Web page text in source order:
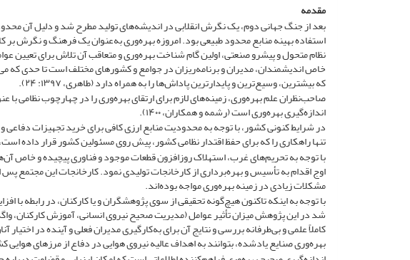
مقدمه
بعد از جنگ جهانی دوم، یک نگرش انقلابی در اندیشه‌های تولید مطرح شد و دلیل آن
استفاده بهینه منابع محدود طبیعی بود. امروزه بهره‌وری به‌عنوان یک فرهنگ و نگرش
نظام متحول و پیشرو صنعتی، اولین گام شناخت بهره‌وری و متعاقب آن تلاش برای تعیین
خاص اندیشمندان، مدیران و برنامه‌ریزان در جوامع و کشورهای مختلف است تا حدی که
که بیشترین، وسیع‌ترین و پایدارترین پاداش‌ها را به همراه دارد (طاهری، ۱۳۹۷: ۲۴).
صاحب‌نظران علم بهره‌وری، زمینه‌های لازم برای ارتقای بهره‌وری را در چهارچوب نظامی
اندازه‌گیری بهره‌وری است (رشمه و همکاران، ۱۴۰۰).
در شرایط کنونی کشور، با توجه به محدودیت منابع ارزی کافی برای خرید تجهیزات
تنها راهکاری را که برای حفظ اقتدار نظامی کشور، پیش روی مسئولین کشور قرار داده
با توجه به تحریم‌های غرب، استهلاک روزافزون قطعات موجود و فناوری پیچیده و خاص
اوج اقدام به تأسیس و بهره‌برداری از کارخانجات تولیدی نمود. کارخانجات این مجتمع
مشکلات زیادی در زمینه بهره‌وری مواجه بوده‌اند.
با توجه به اینکه تاکنون هیچ‌گونه تحقیقی از سوی پژوهشگران و یا کارکنان، در رابطه با
شد در این پژوهش میزان تأثیر عوامل (مدیریت صحیح نیروی انسانی، آموزش کارکنان،
کاملاً علمی و بی‌طرفانه بررسی و نتایج آن برای به‌کارگیری مدیران فعلی و آینده در اختیار
بهره‌وری صنایع یادشده، بتوانند به اهداف عالیه نیروی هوایی در دفاع از مرزهای